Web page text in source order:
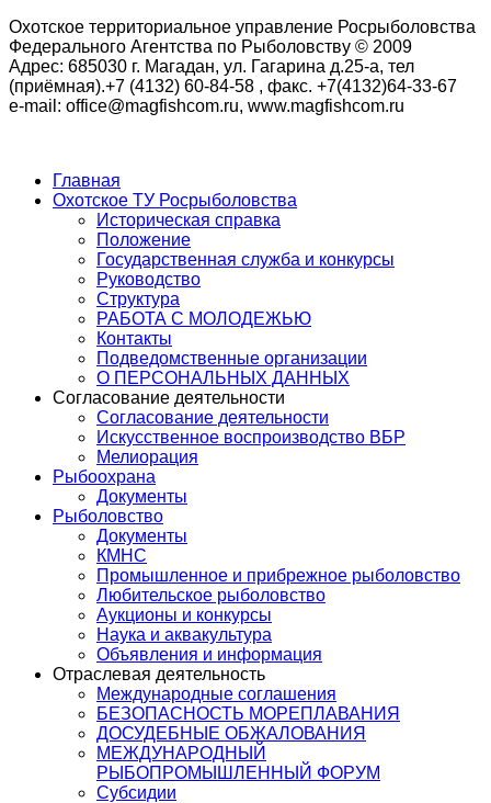
Охотское территориальное управление Росрыболовства
Федерального Агентства по Рыболовству © 2009
Адрес: 685030 г. Магадан, ул. Гагарина д.25-а, тел
(приёмная).+7 (4132) 60-84-58 , факс. +7(4132)64-33-67
e-mail: office@magfishcom.ru, www.magfishcom.ru
Главная
Охотское ТУ Росрыболовства
Историческая справка
Положение
Государственная служба и конкурсы
Руководство
Структура
РАБОТА С МОЛОДЕЖЬЮ
Контакты
Подведомственные организации
О ПЕРСОНАЛЬНЫХ ДАННЫХ
Согласование деятельности
Согласование деятельности
Искусственное воспроизводство ВБР
Мелиорация
Рыбоохрана
Документы
Рыболовство
Документы
КМНС
Промышленное и прибрежное рыболовство
Любительское рыболовство
Аукционы и конкурсы
Наука и аквакультура
Объявления и информация
Отраслевая деятельность
Международные соглашения
БЕЗОПАСНОСТЬ МОРЕПЛАВАНИЯ
ДОСУДЕБНЫЕ ОБЖАЛОВАНИЯ
МЕЖДУНАРОДНЫЙ
РЫБОПРОМЫШЛЕННЫЙ ФОРУМ
Субсидии